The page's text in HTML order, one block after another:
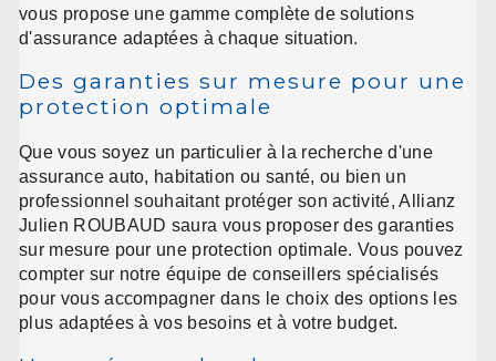
vous propose une gamme complète de solutions
d'assurance adaptées à chaque situation.
Des garanties sur mesure pour une
protection optimale
Que vous soyez un particulier à la recherche d'une
assurance auto, habitation ou santé, ou bien un
professionnel souhaitant protéger son activité, Allianz
Julien ROUBAUD saura vous proposer des garanties
sur mesure pour une protection optimale. Vous pouvez
compter sur notre équipe de conseillers spécialisés
pour vous accompagner dans le choix des options les
plus adaptées à vos besoins et à votre budget.